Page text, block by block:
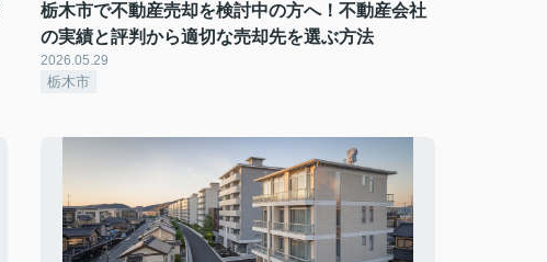
栃木市で不動産売却を検討中の方へ！不動産会社
の実績と評判から適切な売却先を選ぶ方法
2026.05.29
栃木市